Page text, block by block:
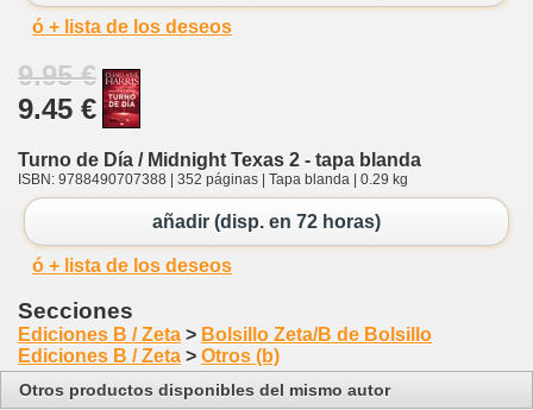
ó + lista de los deseos
9.95 €
9.45 €
Turno de Día / Midnight Texas 2 - tapa blanda
ISBN: 9788490707388 | 352 páginas | Tapa blanda | 0.29 kg
añadir (disp. en 72 horas)
ó + lista de los deseos
Secciones
Ediciones B / Zeta > Bolsillo Zeta/B de Bolsillo
Ediciones B / Zeta > Otros (b)
Otros productos disponibles del mismo autor